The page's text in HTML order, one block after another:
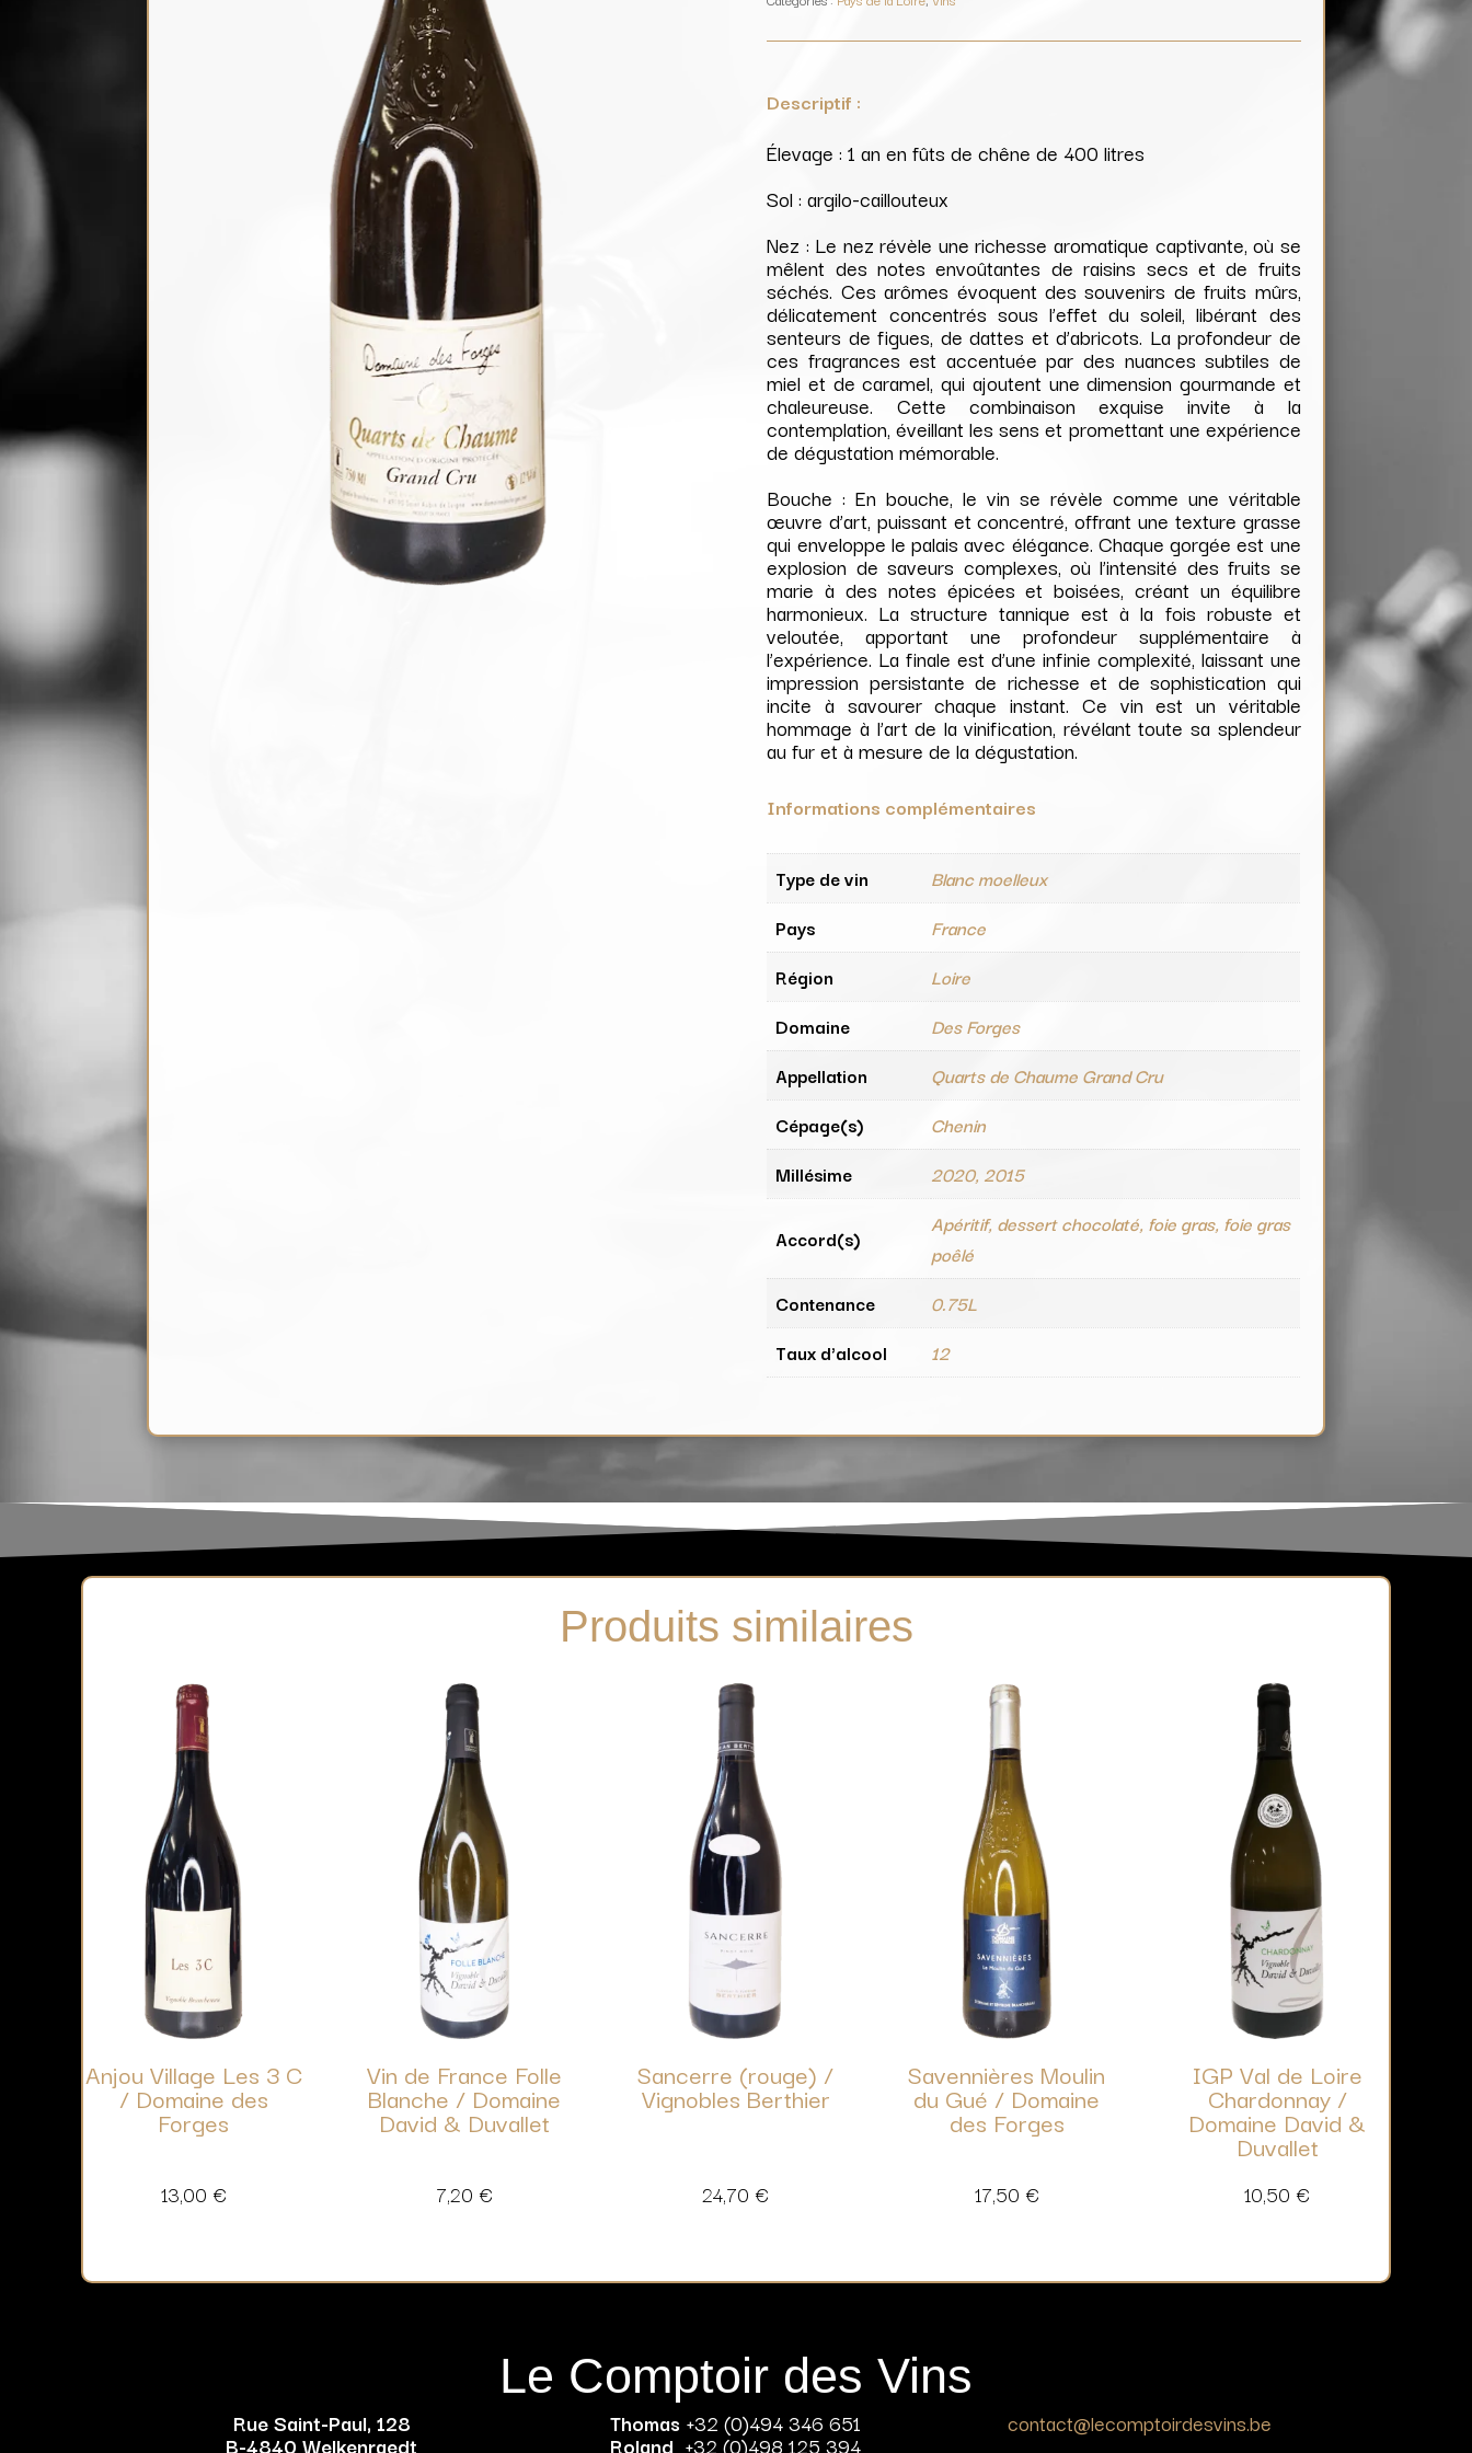
des
Descriptif :
Élevage : 1 an en fûts de chêne de 400 litres
Sol : argilo-caillouteux
Nez : Le nez révèle une richesse aromatique captivante, où se
mêlent des notes envoûtantes de raisins secs et de fruits
séchés. Ces arômes évoquent des souvenirs de fruits mûrs,
délicatement concentrés sous l’effet du soleil, libérant des
senteurs de figues, de dattes et d’abricots. La profondeur de
ces fragrances est accentuée par des nuances subtiles de
miel et de caramel, qui ajoutent une dimension gourmande et
chaleureuse. Cette combinaison exquise invite à la
contemplation, éveillant les sens et promettant une expérience
de dégustation mémorable.
Bouche : En bouche, le vin se révèle comme une véritable
œuvre d’art, puissant et concentré, offrant une texture grasse
qui enveloppe le palais avec élégance. Chaque gorgée est une
explosion de saveurs complexes, où l’intensité des fruits se
marie à des notes épicées et boisées, créant un équilibre
harmonieux. La structure tannique est à la fois robuste et
veloutée, apportant une profondeur supplémentaire à
l’expérience. La finale est d’une infinie complexité, laissant une
impression persistante de richesse et de sophistication qui
incite à savourer chaque instant. Ce vin est un véritable
hommage à l’art de la vinification, révélant toute sa splendeur
au fur et à mesure de la dégustation.
Informations complémentaires
Type de vin
Blanc moelleux
Pays
France
Région
Loire
Domaine
Des Forges
Appellation
Quarts de Chaume Grand Cru
Cépage(s)
Chenin
Millésime
2020, 2015
Accord(s)
Apéritif, dessert chocolaté, foie gras, foie gras
poêlé
Contenance
0.75L
Taux d'alcool
12
Produits similaires
Anjou Village Les 3 C
/ Domaine des
Forges
13,00 €
Vin de France Folle
Blanche / Domaine
David & Duvallet
7,20 €
Sancerre (rouge) /
Vignobles Berthier
24,70 €
Savennières Moulin
du Gué / Domaine
des Forges
17,50 €
IGP Val de Loire
Chardonnay /
Domaine David &
Duvallet
10,50 €
Le Comptoir des Vins
Rue Saint-Paul, 128
B-4840 Welkenraedt
Thomas +32 (0)494 346 651
Roland +32 (0)498 125 394
contact@lecomptoirdesvins.be